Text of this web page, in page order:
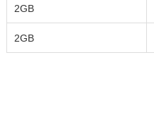
2GB
2GB